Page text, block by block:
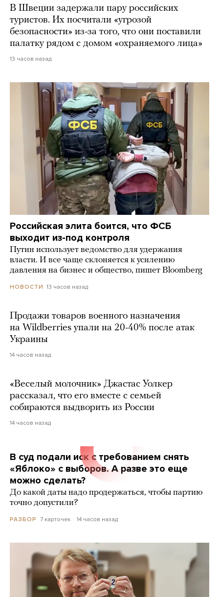
В Швеции задержали пару российских
туристов. Их посчитали «угрозой
безопасности» из-за того, что они поставили
палатку рядом с домом «охраняемого лица»
13 часов назад
Российская элита боится, что ФСБ
выходит из-под контроля
Путин использует ведомство для удержания
власти. И все чаще склоняется к усилению
давления на бизнес и общество, пишет Bloomberg
НОВОСТИ 13 часов назад
Продажи товаров военного назначения
на Wildberries упали на 20-40% после атак
Украины
14 часов назад
«Веселый молочник» Джастас Уолкер
рассказал, что его вместе с семьей
собираются выдворить из России
14 часов назад
В суд подали иск с требованием снять
«Яблоко» с выборов. А разве это еще
можно сделать?
До какой даты надо продержаться, чтобы партию
точно допустили?
РАЗБОР 7 карточек 14 часов назад